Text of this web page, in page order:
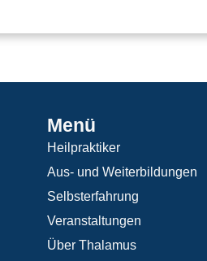
Menü
Heilpraktiker
Aus- und Weiterbildungen
Selbsterfahrung
Veranstaltungen
Über Thalamus